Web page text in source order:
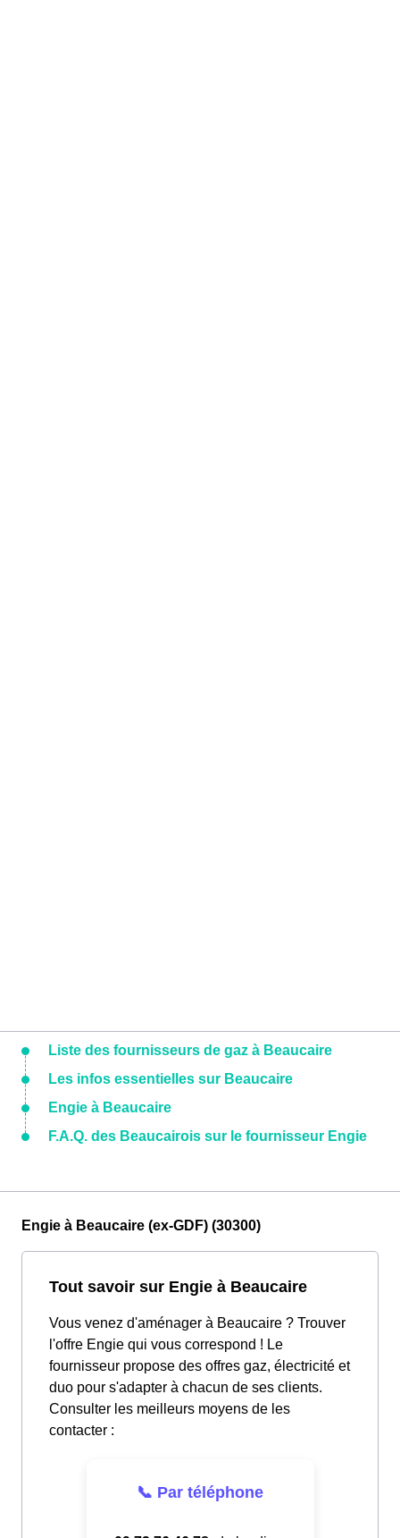
Liste des fournisseurs de gaz à Beaucaire
Les infos essentielles sur Beaucaire
Engie à Beaucaire
F.A.Q. des Beaucairois sur le fournisseur Engie
Engie à Beaucaire (ex-GDF) (30300)
Tout savoir sur Engie à Beaucaire
Vous venez d'aménager à Beaucaire ? Trouver
l'offre Engie qui vous correspond ! Le
fournisseur propose des offres gaz, électricité et
duo pour s'adapter à chacun de ses clients.
Consulter les meilleurs moyens de les
contacter :
📞 Par téléphone